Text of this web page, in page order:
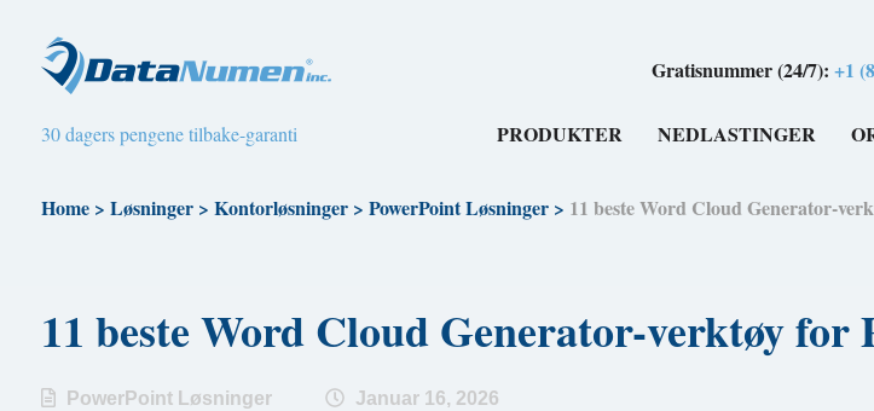
Gratisnummer (24/7):+1
30 dagers pengene tilbake-garanti PRODUKTER NEDLASTINGER
Home> Løsninger> Kontorløsninger> PowerPoint Løsninger> 11 beste Word Cloud Generator-
11 beste Word Cloud Generator-verktøy
PowerPoint Løsninger Januar 16, 2026